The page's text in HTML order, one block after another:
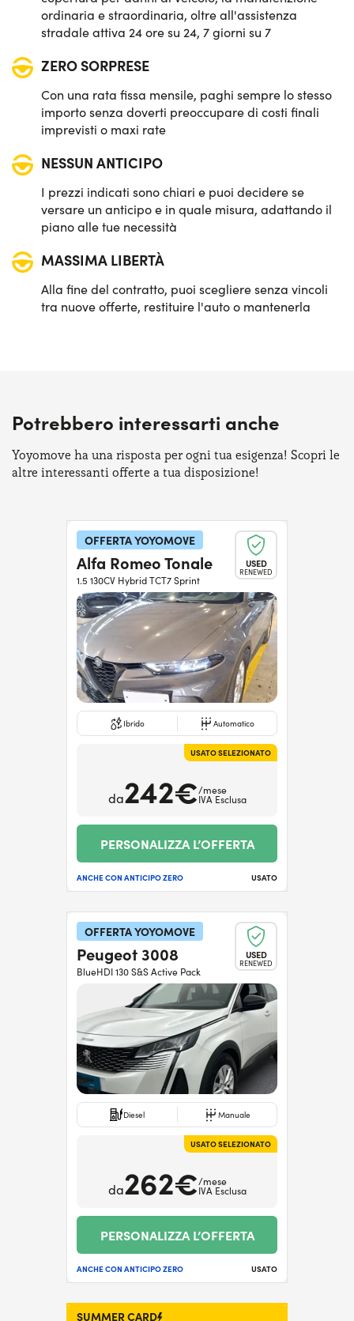
ordinaria e straordinaria, oltre all'assistenza
stradale attiva 24 ore su 24, 7 giorni su 7
ZERO SORPRESE
Con una rata fissa mensile, paghi sempre lo stesso
importo senza doverti preoccupare di costi finali
imprevisti o maxi rate
NESSUN ANTICIPO
I prezzi indicati sono chiari e puoi decidere se
versare un anticipo e in quale misura, adattando il
piano alle tue necessità
MASSIMA LIBERTÀ
Alla fine del contratto, puoi scegliere senza vincoli
tra nuove offerte, restituire l'auto o mantenerla
Potrebbero interessarti anche
Yoyomove ha una risposta per ogni tua esigenza! Scopri le
altre interessanti offerte a tua disposizione!
OFFERTA YOYOMOVE
USED
RENEWED
Alfa Romeo Tonale
1.5 130CV Hybrid TCT7 Sprint
Ibrido Automatico
USATO SELEZIONATO
da242€/mese
IVA Esclusa
PERSONALIZZA L’OFFERTA
ANCHE CON ANTICIPO ZERO USATO
OFFERTA YOYOMOVE
USED
RENEWED
Peugeot 3008
BlueHDI 130 S&S Active Pack
Diesel Manuale
USATO SELEZIONATO
da262€/mese
IVA Esclusa
PERSONALIZZA L’OFFERTA
ANCHE CON ANTICIPO ZERO USATO
SUMMER CARD